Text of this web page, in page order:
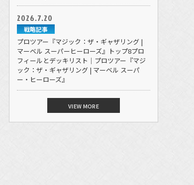
2026.7.20
戦略記事
プロツアー『マジック：ザ・ギャザリング |
マーベル スーパーヒーローズ』トップ8プロ
フィールとデッキリスト｜プロツアー『マジ
ック：ザ・ギャザリング | マーベル スーパ
ー・ヒーローズ』
VIEW MORE